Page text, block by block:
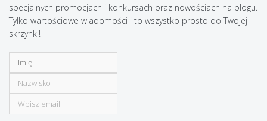
specjalnych promocjach i konkursach oraz nowościach na blogu.
Tylko wartościowe wiadomości i to wszystko prosto do Twojej
skrzynki!